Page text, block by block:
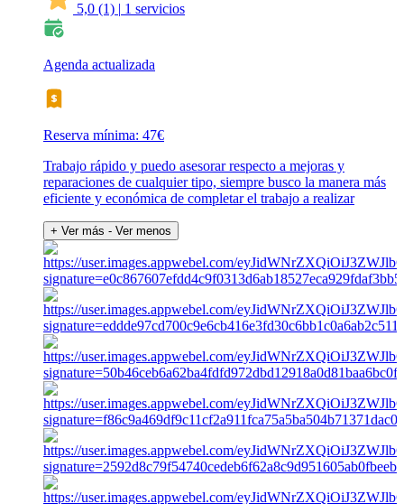
5,0 (1) | 1 servicios
Agenda actualizada
Reserva mínima: 47€
Trabajo rápido y puedo asesorar respecto a mejoras y
reparaciones de cualquier tipo, siempre busco la manera más
eficiente y económica de completar el trabajo a realizar
+ Ver más - Ver menos